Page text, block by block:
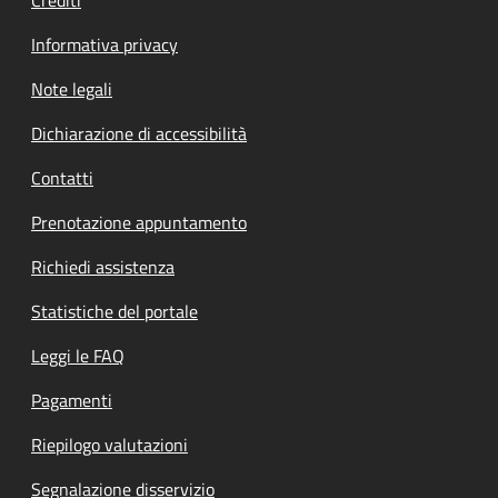
Informativa privacy
Note legali
Dichiarazione di accessibilità
Contatti
Prenotazione appuntamento
Richiedi assistenza
Statistiche del portale
Leggi le FAQ
Pagamenti
Riepilogo valutazioni
Segnalazione disservizio